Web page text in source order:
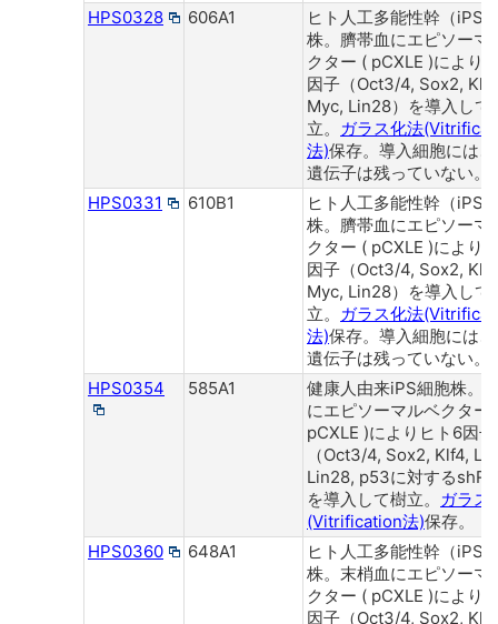
HPS0328
606A1
ヒト人工多能性幹（iPS
株。臍帯血にエピソーマ
クター ( pCXLE )により
因子（Oct3/4, Sox2,
Myc, Lin28）を導入して
立。
ガラス化法
法)保存。導入細胞には
遺伝子は残っていない。
HPS0331
610B1
ヒト人工多能性幹（iPS
株。臍帯血にエピソーマ
クター ( pCXLE )により
因子（Oct3/4, Sox2,
Myc, Lin28）を導入して
立。
ガラス化法
法)保存。導入細胞には
遺伝子は残っていない。
HPS0354
585A1
健康人由来iPS細胞株。
にエピソーマルベクター
pCXLE )によりヒト6因子
（Oct3/4, Sox2, Klf4, L-
Lin28, p53に対する
を導入して樹立。
ガラス
(Vitrification法)保存。
HPS0360
648A1
ヒト人工多能性幹（iPS
株。末梢血にエピソーマ
クター ( pCXLE )により
因子（Oct3/4, Sox2,